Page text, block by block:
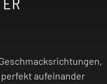
aufeinander